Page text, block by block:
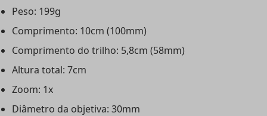
Peso: 199g
Comprimento: 10cm (100mm)
Comprimento do trilho: 5,8cm (58mm)
Altura total: 7cm
Zoom: 1x
Diâmetro da objetiva: 30mm